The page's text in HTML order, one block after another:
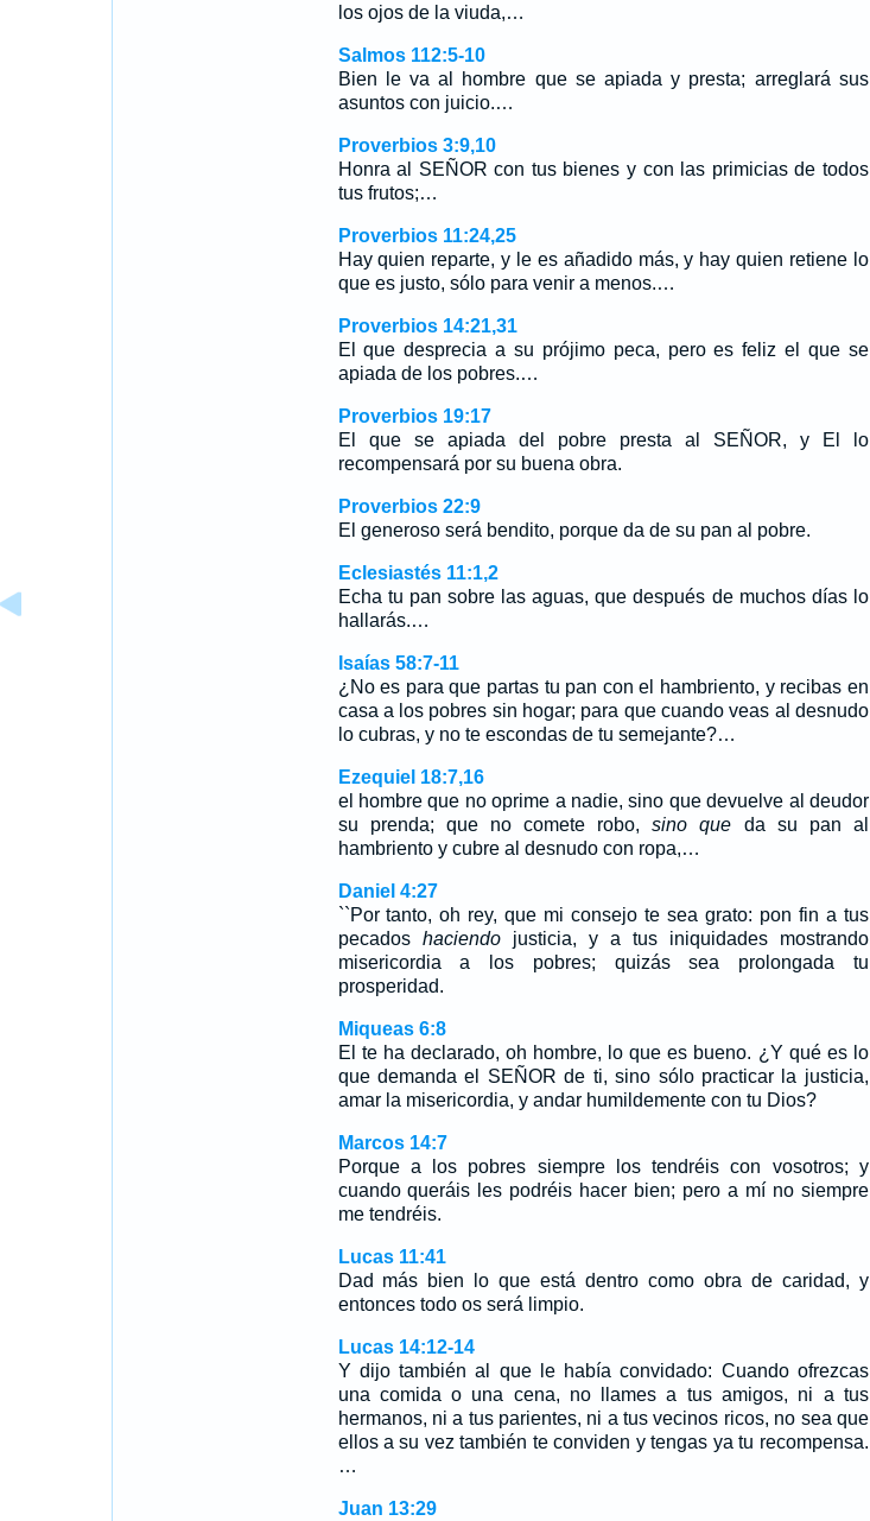
los ojos de la viuda,…
Salmos 112:5-10
Bien le va al hombre que se apiada y presta; arreglará sus
asuntos con juicio.…
Proverbios 3:9,10
Honra al SEÑOR con tus bienes y con las primicias de todos
tus frutos;…
Proverbios 11:24,25
Hay quien reparte, y le es añadido más, y hay quien retiene lo
que es justo, sólo para venir a menos.…
Proverbios 14:21,31
El que desprecia a su prójimo peca, pero es feliz el que se
apiada de los pobres.…
Proverbios 19:17
El que se apiada del pobre presta al SEÑOR, y El lo
recompensará por su buena obra.
Proverbios 22:9
El generoso será bendito, porque da de su pan al pobre.
Eclesiastés 11:1,2
Echa tu pan sobre las aguas, que después de muchos días lo
hallarás.…
Isaías 58:7-11
¿No es para que partas tu pan con el hambriento, y recibas en
casa a los pobres sin hogar; para que cuando veas al desnudo
lo cubras, y no te escondas de tu semejante?…
Ezequiel 18:7,16
el hombre que no oprime a nadie, sino que devuelve al deudor
su prenda; que no comete robo,sino que da su pan al
hambriento y cubre al desnudo con ropa,…
Daniel 4:27
``Por tanto, oh rey, que mi consejo te sea grato: pon fin a tus
pecados haciendojusticia, y a tus iniquidades mostrando
misericordia a los pobres; quizás sea prolongada tu
prosperidad.
Miqueas 6:8
El te ha declarado, oh hombre, lo que es bueno. ¿Y qué es lo
que demanda el SEÑOR de ti, sino sólo practicar la justicia,
amar la misericordia, y andar humildemente con tu Dios?
Marcos 14:7
Porque a los pobres siempre los tendréis con vosotros; y
cuando queráis les podréis hacer bien; pero a mí no siempre
me tendréis.
Lucas 11:41
Dad más bien lo que está dentro como obra de caridad, y
entonces todo os será limpio.
Lucas 14:12-14
Y dijo también al que le había convidado: Cuando ofrezcas
una comida o una cena, no llames a tus amigos, ni a tus
hermanos, ni a tus parientes, ni a tus vecinos ricos, no sea que
ellos a su vez también te conviden y tengas ya tu recompensa.
…
Juan 13:29